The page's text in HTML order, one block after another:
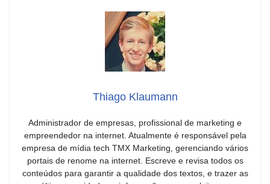
Thiago Klaumann
Administrador de empresas, profissional de marketing e
empreendedor na internet. Atualmente é responsável pela
empresa de mídia tech TMX Marketing, gerenciando vários
portais de renome na internet. Escreve e revisa todos os
conteúdos para garantir a qualidade dos textos, e trazer as